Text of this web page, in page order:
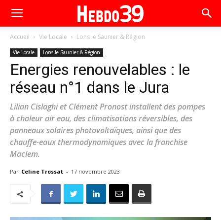
Accueil Vie Locale Lons le Saunier & Région
Vie Locale Lons le Saunier & Région
Energies renouvelables : le
réseau n°1 dans le Jura
Lilian Cislaghi et Clément Pronost installent des pompes
à chaleur air eau, des climatisations réversibles, des
panneaux solaires photovoltaïques, ainsi que des
chauffe-eaux thermodynamiques avec la franchise
Maclem.
Par Celine Trossat - 17 novembre 2023